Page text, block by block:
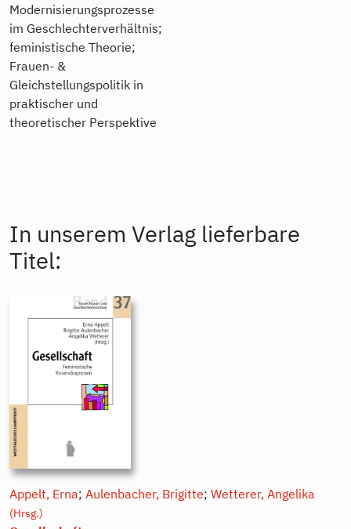
Modernisierungsprozesse
im Geschlechterverhältnis;
feministische Theorie;
Frauen- &
Gleichstellungspolitik in
praktischer und
theoretischer Perspektive
In unserem Verlag lieferbare
Titel:
Appelt, Erna; Aulenbacher, Brigitte; Wetterer, Angelika
(Hrsg.)